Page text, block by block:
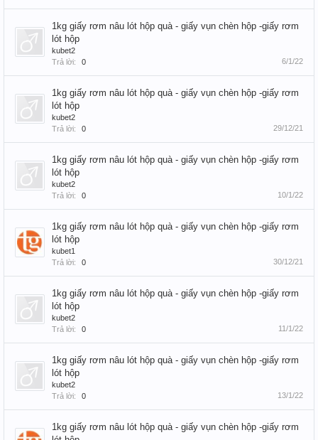
1kg giấy rơm nâu lót hộp quà - giấy vụn chèn hộp -giấy rơm
lót hộp
kubet2
Trả lời:
0 6/1/22
1kg giấy rơm nâu lót hộp quà - giấy vụn chèn hộp -giấy rơm
lót hộp
kubet2
Trả lời:
0 29/12/21
1kg giấy rơm nâu lót hộp quà - giấy vụn chèn hộp -giấy rơm
lót hộp
kubet2
Trả lời:
0 10/1/22
1kg giấy rơm nâu lót hộp quà - giấy vụn chèn hộp -giấy rơm
lót hộp
kubet1
Trả lời:
0 30/12/21
1kg giấy rơm nâu lót hộp quà - giấy vụn chèn hộp -giấy rơm
lót hộp
kubet2
Trả lời:
0 11/1/22
1kg giấy rơm nâu lót hộp quà - giấy vụn chèn hộp -giấy rơm
lót hộp
kubet2
Trả lời:
0 13/1/22
1kg giấy rơm nâu lót hộp quà - giấy vụn chèn hộp -giấy rơm